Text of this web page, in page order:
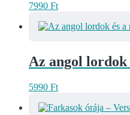
7990 Ft
Az angol lordok
5990 Ft